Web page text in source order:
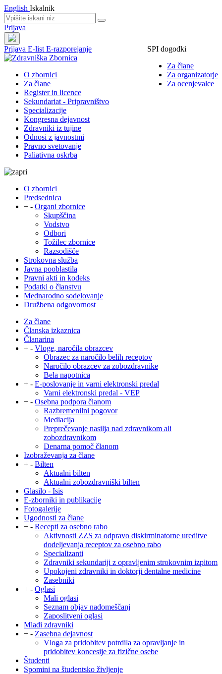
English Iskalnik
Prijava
Prijava
SPI dogodki
Za člane
Za organizatorje
Za ocenjevalce
E-list E-razporejanje
O zbornici
Za člane
Register in licence
Sekundariat - Pripravništvo
Specializacije
Kongresna dejavnost
Zdravniki iz tujine
Odnosi z javnostmi
Pravno svetovanje
Paliativna oskrba
O zbornici
Predsednica
+ - Organi zbornice
Skupščina
Vodstvo
Odbori
Tožilec zbornice
Razsodišče
Strokovna služba
Javna pooblastila
Pravni akti in kodeks
Podatki o članstvu
Mednarodno sodelovanje
Družbena odgovornost
Za člane
Članska izkaznica
Članarina
+ - Vloge, naročila obrazcev
Obrazec za naročilo belih receptov
Naročilo obrazcev za zobozdravnike
Bela napotnica
+ - E-poslovanje in varni elektronski predal
Varni elektronski predal - VEP
+ - Osebna podpora članom
Razbremenilni pogovor
Mediacija
Preprečevanje nasilja nad zdravnikom ali
zobozdravnikom
Denarna pomoč članom
Izobraževanja za člane
+ - Bilten
Aktualni bilten
Aktualni zobozdravniški bilten
Glasilo - Isis
E-zborniki in publikacije
Fotogalerije
Ugodnosti za člane
+ - Recepti za osebno rabo
Aktivnosti ZZS za odpravo diskirminatorne ureditve
dodeljevanja receptov za osebno rabo
Specializanti
Zdravniki sekundariji z opravljenim strokovnim izpitom
Upokojeni zdravniki in doktorji dentalne medicine
Zasebniki
+ - Oglasi
Mali oglasi
Seznam objav nadomeščanj
Zaposlitveni oglasi
Mladi zdravniki
+ - Zasebna dejavnost
Vloga za pridobitev potrdila za opravljanje in
pridobitev koncesije za fizične osebe
Študenti
Spomini na študentsko življenje